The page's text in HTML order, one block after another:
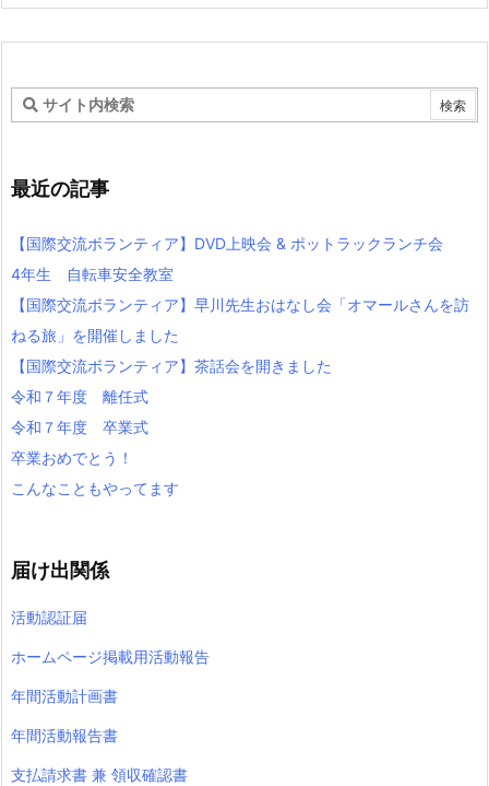
最近の記事
【国際交流ボランティア】DVD上映会 & ポットラックランチ会
4年生 自転車安全教室
【国際交流ボランティア】早川先生おはなし会「オマールさんを訪
ねる旅」を開催しました
【国際交流ボランティア】茶話会を開きました
令和７年度 離任式
令和７年度 卒業式
卒業おめでとう！
こんなこともやってます
届け出関係
活動認証届
ホームページ掲載用活動報告
年間活動計画書
年間活動報告書
支払請求書 兼 領収確認書